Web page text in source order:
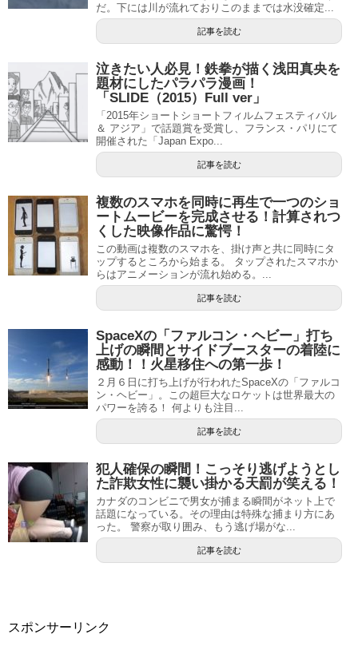
だ。下には川が流れておりこのままでは水没確定...
記事を読む
泣きたい人必見！鉄拳が描く浅田真央を
題材にしたパラパラ漫画！
「SLIDE（2015）Full ver」
「2015年ショートショートフィルムフェスティバル
＆ アジア」で話題賞を受賞し、フランス・パリにて
開催された「Japan Expo...
記事を読む
複数のスマホを同時に再生で一つのショ
ートムービーを完成させる！計算されつ
くした映像作品に驚愕！
この動画は複数のスマホを、掛け声と共に同時にタ
ップするところから始まる。 タップされたスマホか
らはアニメーションが流れ始める。...
記事を読む
SpaceXの「ファルコン・ヘビー」打ち
上げの瞬間とサイドブースターの着陸に
感動！！火星移住への第一歩！
２月６日に打ち上げが行われたSpaceXの「ファルコ
ン・ヘビー」。この超巨大なロケットは世界最大の
パワーを誇る！ 何よりも注目...
記事を読む
犯人確保の瞬間！こっそり逃げようとし
た詐欺女性に襲い掛かる天罰が笑える！
カナダのコンビニで男女が捕まる瞬間がネット上で
話題になっている。その理由は特殊な捕まり方にあ
った。 警察が取り囲み、もう逃げ場がな...
記事を読む
スポンサーリンク